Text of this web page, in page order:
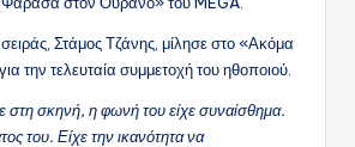
Στάμος Τζάνης, μίλησε στο «Ακόμα
την τελευταία συμμετοχή του ηθοποιού.
στη σκηνή, η φωνή του είχε συναίσθημα.
του. Είχε την ικανότητα να